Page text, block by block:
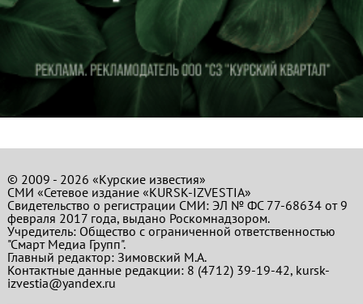
© 2009 - 2026 «Курские известия»
СМИ «Сетевое издание «KURSK-IZVESTIA»
Свидетельство о регистрации СМИ: ЭЛ № ФС 77-68634 от 9
февраля 2017 года, выдано Роскомнадзором.
Учредитель: Общество с ограниченной ответственностью
"Смарт Медиа Групп".
Главный редактор:Зимовский М.А.
Контактные данные редакции: 8 (4712) 39-19-42, kursk-
izvestia@yandex.ru